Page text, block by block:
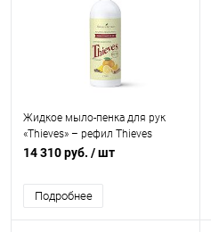
Жидкое мыло-пенка для рук
«Thieves» – рефил Thieves
Foaming Hand Soap Refill Cleaner
14 310 руб. / шт
Подробнее